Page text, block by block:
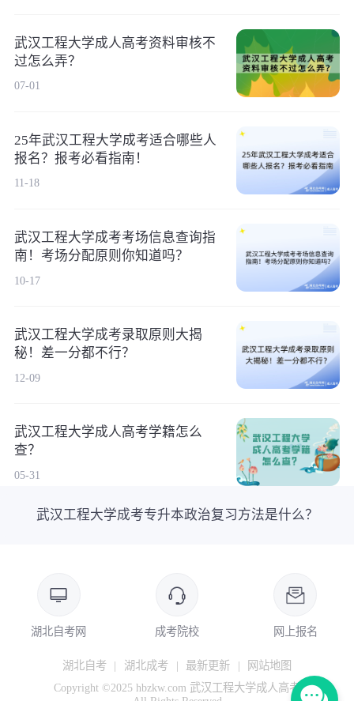
武汉工程大学成人高考资料审核不
过怎么弄？
07-01
25年武汉工程大学成考适合哪些人
报名？报考必看指南！
11-18
武汉工程大学成考考场信息查询指
南！考场分配原则你知道吗？
10-17
武汉工程大学成考录取原则大揭
秘！差一分都不行？
12-09
武汉工程大学成人高考学籍怎么
查？
05-31
武汉工程大学成考专升本政治复习方法是什么？
湖北自考网 成考院校 网上报名
湖北自考 | 湖北成考 | 最新更新 |
网站地图
Copyright ©2025 hbzkw.com 武汉工程大学成人高考